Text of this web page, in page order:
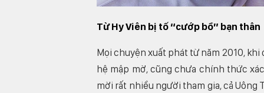
Từ Hy Viên bị tố “cướp bồ” bạn thân
Mọi chuyện xuất phát từ năm 2010,
hệ mập mờ, cũng chưa chính thức
mời rất nhiều người tham gia, cả Uông